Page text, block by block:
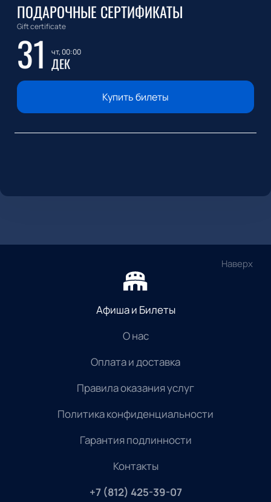
ПОДАРОЧНЫЕ СЕРТИФИКАТЫ
Gift certificate
31 чт, 00:00
ДЕК
Купить билеты
Наверх
Афиша и Билеты
О нас
Оплата и доставка
Правила оказания услуг
Политика конфиденциальности
Гарантия подлинности
Контакты
+7 (812) 425-39-07